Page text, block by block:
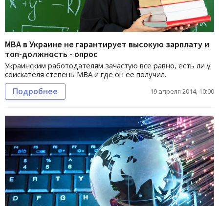
MBA в Украине не гарантирует высокую зарплату и
топ-должность - опрос
Украинским работодателям зачастую все равно, есть ли у
соискателя степень MBA и где он ее получил.
Подробнее 19 апреля 2014, 10:00